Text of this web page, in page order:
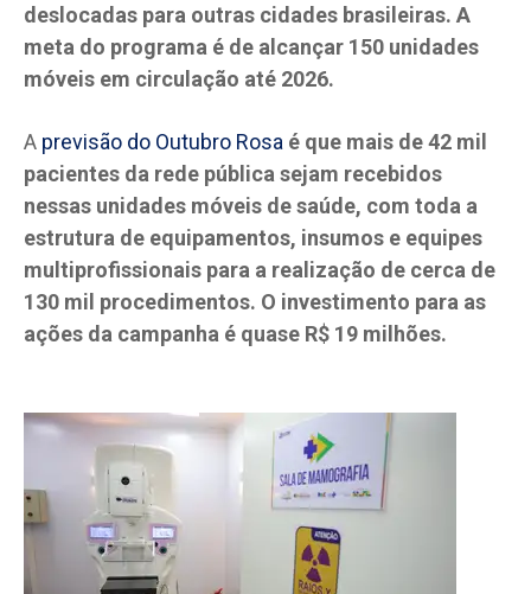
deslocadas para outras cidades brasileiras. A
meta do programa é de alcançar 150 unidades
móveis em circulação até 2026.
A previsão do Outubro Rosa é que mais de 42 mil
pacientes da rede pública sejam recebidos
nessas unidades móveis de saúde, com toda a
estrutura de equipamentos, insumos e equipes
multiprofissionais para a realização de cerca de
130 mil procedimentos. O investimento para as
ações da campanha é quase R$ 19 milhões.